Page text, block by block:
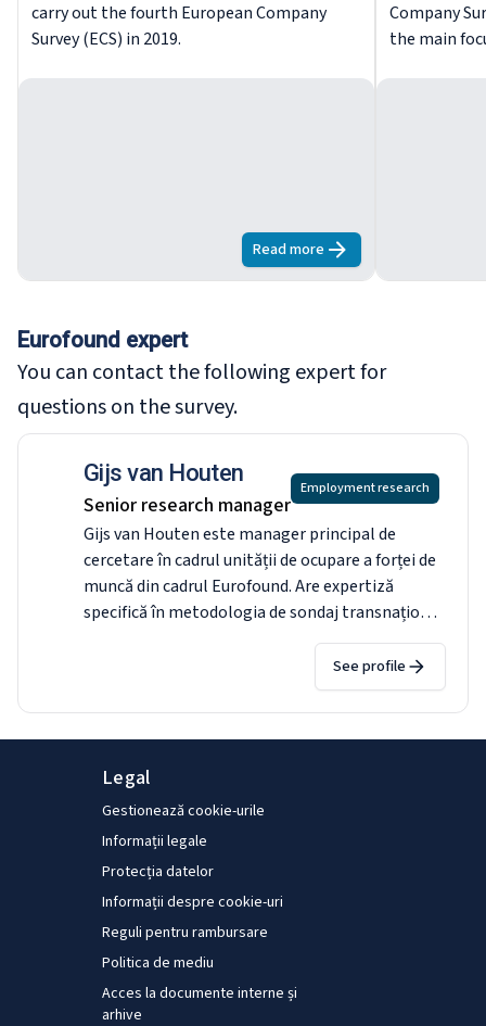
carry out the fourth European Company
Survey (ECS) in 2019.
Read moreaboutECS 2019
Company
the main
Eurofound expert
You can contact the following expert for
questions on the survey.
Gijs van Houten
Senior research manager
Employment research
Gijs van Houten este manager principal de
cercetare în cadrul unității de ocupare a forței de
muncă din cadrul Eurofound. Are expertiză
specifică în metodologia de sondaj transnațional
și în analiza practicilor la locul de muncă și a
strategiilor organizaționale. El conduce grupul
operativ al Eurofound privind colectarea datelor
și este responsabil pentru elaborarea și
metodologia Sondajului european privind
condițiile de muncă 2024, care va fi un pas
esențial în pregătirea anchetelor pentru viitor în
cadrul Eurofound. Înainte de a se alătura
Eurofound în 2010, a lucrat la Institutul Olandez
pentru Cercetări Sociale (SCP). Gijs a petrecut un
an departe în 2016, lucrând la Pew Research
Center din Washington, DC. Deține un master în
sociologie de la Universitatea Radboud din
Universitatea din Utrecht.
See profile
Legal
Gestionează cookie-urile
Informații legale
Protecția datelor
Informații despre cookie-uri
Reguli pentru rambursare
Politica de mediu
Acces la documente interne și
arhive